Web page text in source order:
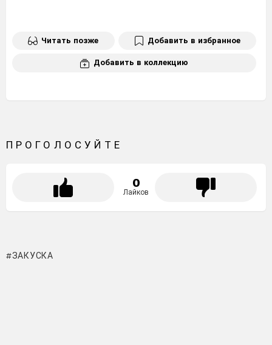
Читать позже Добавить в избранное
Добавить в коллекцию
ПРОГОЛОСУЙТЕ
0
Лайков
ЗАКУСКА